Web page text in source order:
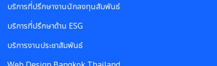
บริการที่ปรึกษางานนักลงทุนสัมพันธ์
บริการที่ปรึกษาด้าน ESG
บริการงานประชาสัมพันธ์